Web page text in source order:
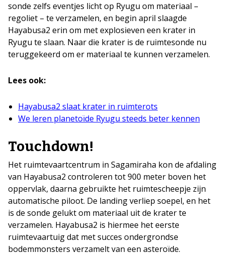
sonde zelfs eventjes licht op Ryugu om materiaal –
regoliet – te verzamelen, en begin april slaagde
Hayabusa2 erin om met explosieven een krater in
Ryugu te slaan. Naar die krater is de ruimtesonde nu
teruggekeerd om er materiaal te kunnen verzamelen.
Lees ook:
Hayabusa2 slaat krater in ruimterots
We leren planetoïde Ryugu steeds beter kennen
Touchdown!
Het ruimtevaartcentrum in Sagamiraha kon de afdaling
van Hayabusa2 controleren tot 900 meter boven het
oppervlak, daarna gebruikte het ruimtescheepje zijn
automatische piloot. De landing verliep soepel, en het
is de sonde gelukt om materiaal uit de krater te
verzamelen. Hayabusa2 is hiermee het eerste
ruimtevaartuig dat met succes ondergrondse
bodemmonsters verzamelt van een asteroïde.